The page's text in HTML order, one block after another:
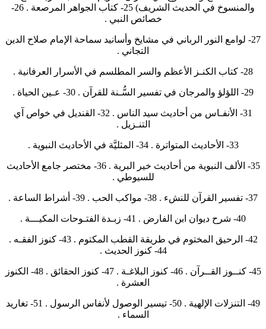
والمنسوخ في الحديث الشريف) 25- كتاب الجواهر المرصعة . 26-
خصائص النبي .
27- لوامع النور الرباني في مشايخ وأسانيد سماحة الإمام صلاح الدين
التجاني .
28- كتاب الكنـز الأعظم والسر المطلسم في الأسرار العرفانية .
29- اللؤلؤ والمرجان في تفسير السُّـنة للقرآن . 30- عـين الحياة .
31- الأنفـاس من أحاديث سيد الناس . 32- القنديل في خواص آي
التنـزيل .
33- الأحاديث المتواترة . 34- المثليَّة في الأحاديث النبوية .
35- الألف النبوية من أحاديث خير البرية . 36- مختصر جامع الأحاديث
للسيوطي .
37- تفسير القرآن للنشء . 38- مواكب الحب . 39- أشراط الساعة .
40- شرح ديوان ابن الفارض . 41- زبـدة الفتـوحات المكيـــة .
42- الرحيق المختوم في طريقة القطب المكتوم . 43- كنوز الفقـه .
44- كنوز الحديث .
45- كنــوز القــرآن . 46- كنوز البلاغـة . 47- كنوز الحقائق . 48- الكنوز
العشرة .
49- التنزلات الإلهية . 50- تيسير الوصول لأنفاس الرسول . 51- تغاريد
السماء .